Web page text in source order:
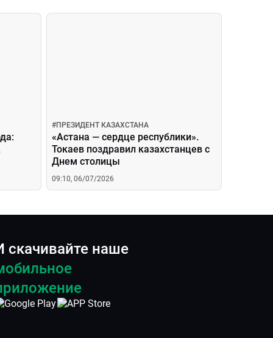
#ПРЕЗИДЕНТ КАЗАХСТАНА
«Астана — сердце республики».
Токаев поздравил казахстанцев с
Днем столицы
09:10, 06/07/2026
скачивайте наше